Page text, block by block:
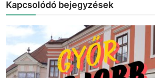
Kapcsolódó bejegyzések